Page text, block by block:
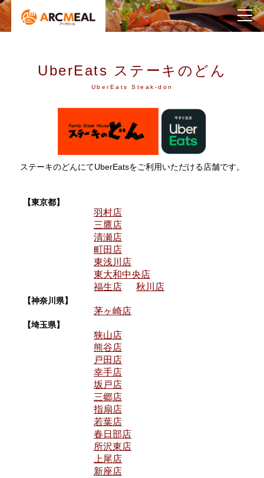
UberEats ステーキのどん
UberEats Steak-don
ステーキのどんにてUberEatsをご利用いただける店舗です。
【東京都】
羽村店
三鷹店
清瀬店
町田店
東浅川店
東大和中央店
福生店
秋川店
【神奈川県】
茅ヶ崎店
【埼玉県】
狭山店
熊谷店
戸田店
幸手店
坂戸店
三郷店
指扇店
若葉店
春日部店
所沢東店
上尾店
新座店